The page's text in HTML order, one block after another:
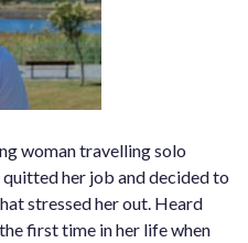
woman travelling solo
quitted her job and decided to
stressed her out. Heard
first time in her life when